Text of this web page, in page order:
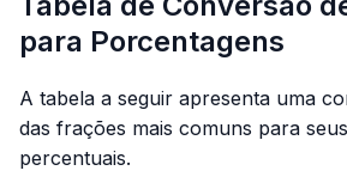
para Porcentagens
A tabela a seguir apresenta uma
das frações mais comuns para
percentuais.